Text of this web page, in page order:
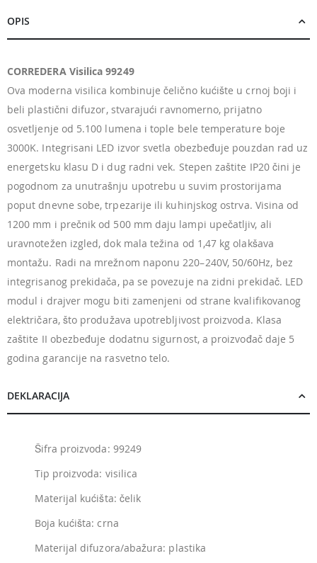
OPIS
CORREDERA Visilica 99249
Ova moderna visilica kombinuje čelično kućište u crnoj boji i
beli plastični difuzor, stvarajući ravnomerno, prijatno
osvetljenje od 5.100 lumena i tople bele temperature boje
3000K. Integrisani LED izvor svetla obezbeđuje pouzdan rad uz
energetsku klasu D i dug radni vek. Stepen zaštite IP20 čini je
pogodnom za unutrašnju upotrebu u suvim prostorijama
poput dnevne sobe, trpezarije ili kuhinjskog ostrva. Visina od
1200 mm i prečnik od 500 mm daju lampi upečatljiv, ali
uravnotežen izgled, dok mala težina od 1,47 kg olakšava
montažu. Radi na mrežnom naponu 220–240V, 50/60Hz, bez
integrisanog prekidača, pa se povezuje na zidni prekidač. LED
modul i drajver mogu biti zamenjeni od strane kvalifikovanog
električara, što produžava upotrebljivost proizvoda. Klasa
zaštite II obezbeđuje dodatnu sigurnost, a proizvođač daje 5
godina garancije na rasvetno telo.
DEKLARACIJA
Šifra proizvoda: 99249
Tip proizvoda: visilica
Materijal kućišta: čelik
Boja kućišta: crna
Materijal difuzora/abažura: plastika